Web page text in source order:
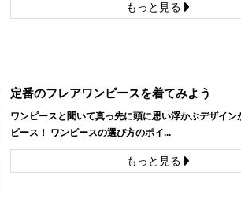
もっと見る
定番のフレアワンピースを着てみよう
ワンピースと聞いて真っ先に頭に思い浮かぶデザイン
ピース！ ワンピースの選び方のポイ...
もっと見る